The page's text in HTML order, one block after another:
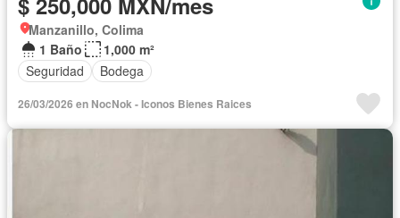
Manzanillo, Colima
1 Baño
1,000 m²
Seguridad
Bodega
26/03/2026 en NocNok - Iconos Bienes Raices